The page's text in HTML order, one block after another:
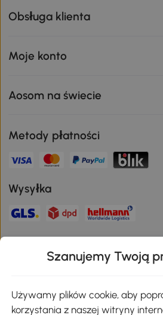
Obsługa klienta
Moje konto
Aosom na świecie
Metody płatności
Wysyłka
Pobierz aplikację Aosom
Szanujemy Twoją
Używamy plików cookie, aby
korzystania z naszej witryny